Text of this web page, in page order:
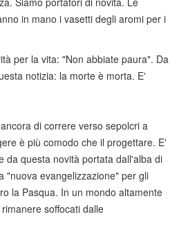
in mano i vasetti degli aromi per i
per la vita: "Non abbiate paura". Da
notizia: la morte è morta. E'
di correre verso sepolcri a
è più comodo che il progettare. E'
da questa novità portata dall'alba di
"nuova evangelizzazione" per gli
la Pasqua. In un mondo altamente
soffocati dalle